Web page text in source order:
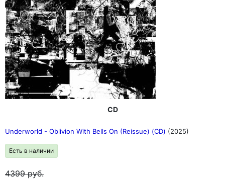
CD
Underworld - Oblivion With Bells On (Reissue) (CD) (2025)
Есть в наличии
4399руб.